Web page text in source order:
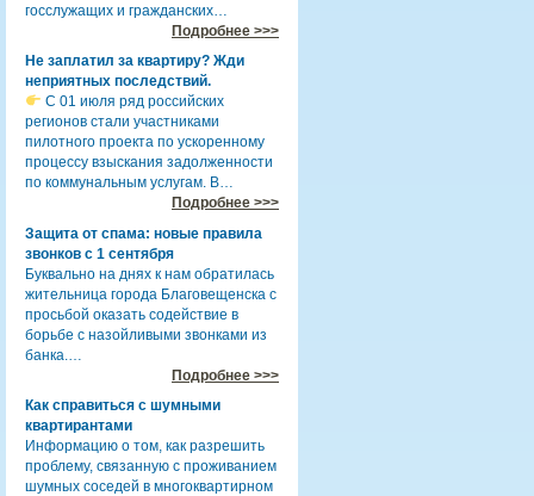
госслужащих и гражданских…
Подробнее >>>
Не заплатил за квартиру? Жди
неприятных последствий.
С 01 июля ряд российских
регионов стали участниками
пилотного проекта по ускоренному
процессу взыскания задолженности
по коммунальным услугам. В…
Подробнее >>>
Защита от спама: новые правила
звонков с 1 сентября
Буквально на днях к нам обратилась
жительница города Благовещенска с
просьбой оказать содействие в
борьбе с назойливыми звонками из
банка.…
Подробнее >>>
Как справиться с шумными
квартирантами
Информацию о том, как разрешить
проблему, связанную с проживанием
шумных соседей в многоквартирном